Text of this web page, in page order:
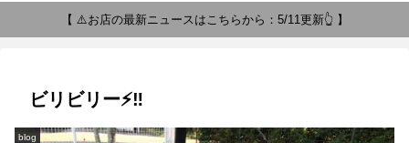
【 ⚠️お店の最新ニュースはこちらから：5/11更新👆 】
ビリビリー⚡️‼️
blog